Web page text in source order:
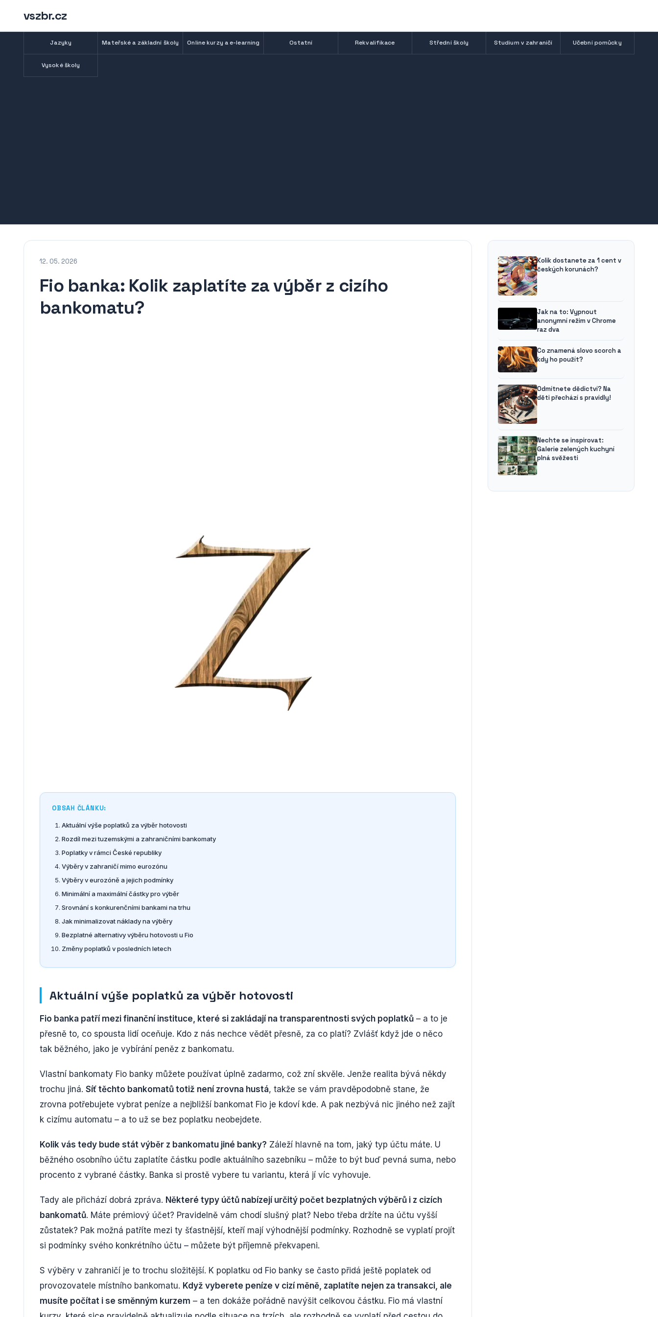
vszbr.cz
Jazyky Mateřské a základní školy Online kurzy a e-learning Ostatní Rekvalifikace Střední školy Studium v zahraničí Učební pomůcky
Vysoké školy
12. 05. 2026
Fio banka: Kolik zaplatíte za výběr z cizího
bankomatu?
OBSAH ČLÁNKU:
Aktuální výše poplatků za výběr hotovosti
Rozdíl mezi tuzemskými a zahraničními bankomaty
Poplatky v rámci České republiky
Výběry v zahraničí mimo eurozónu
Výběry v eurozóně a jejich podmínky
Minimální a maximální částky pro výběr
Srovnání s konkurenčními bankami na trhu
Jak minimalizovat náklady na výběry
Bezplatné alternativy výběru hotovosti u Fio
Změny poplatků v posledních letech
Aktuální výše poplatků za výběr hotovosti
Fio banka patří mezi finanční instituce, které si zakládají na transparentnosti svých poplatků – a to je
přesně to, co spousta lidí oceňuje. Kdo z nás nechce vědět přesně, za co platí? Zvlášť když jde o něco
tak běžného, jako je vybírání peněz z bankomatu.
Vlastní bankomaty Fio banky můžete používat úplně zadarmo, což zní skvěle. Jenže realita bývá někdy
trochu jiná. Síť těchto bankomatů totiž není zrovna hustá, takže se vám pravděpodobně stane, že
zrovna potřebujete vybrat peníze a nejbližší bankomat Fio je kdoví kde. A pak nezbývá nic jiného než zajít
k cizímu automatu – a to už se bez poplatku neobejdete.
Kolik vás tedy bude stát výběr z bankomatu jiné banky? Záleží hlavně na tom, jaký typ účtu máte. U
běžného osobního účtu zaplatíte částku podle aktuálního sazebníku – může to být buď pevná suma, nebo
procento z vybrané částky. Banka si prostě vybere tu variantu, která jí víc vyhovuje.
Tady ale přichází dobrá zpráva. Některé typy účtů nabízejí určitý počet bezplatných výběrů i z cizích
bankomatů. Máte prémiový účet? Pravidelně vám chodí slušný plat? Nebo třeba držíte na účtu vyšší
zůstatek? Pak možná patříte mezi ty šťastnější, kteří mají výhodnější podmínky. Rozhodně se vyplatí projít
si podmínky svého konkrétního účtu – můžete být příjemně překvapeni.
S výběry v zahraničí je to trochu složitější. K poplatku od Fio banky se často přidá ještě poplatek od
provozovatele místního bankomatu. Když vyberete peníze v cizí měně, zaplatíte nejen za transakci, ale
musíte počítat i se směnným kurzem – a ten dokáže pořádně navýšit celkovou částku. Fio má vlastní
Kolik dostanete za 1 cent v
českých korunách?
Jak na to: Vypnout
anonymní režim v Chrome
raz dva
Co znamená slovo scorch a
kdy ho použít?
Odmítnete dědictví? Na
děti přechází s pravidly!
Nechte se inspirovat:
Galerie zelených kuchyní
plná svěžesti